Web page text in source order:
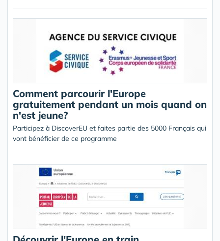
Comment parcourir l'Europe
gratuitement pendant un mois quand on
n'est jeune?
Participez à DiscoverEU et faites partie des 5000 Français qui
vont bénéficier de ce programme